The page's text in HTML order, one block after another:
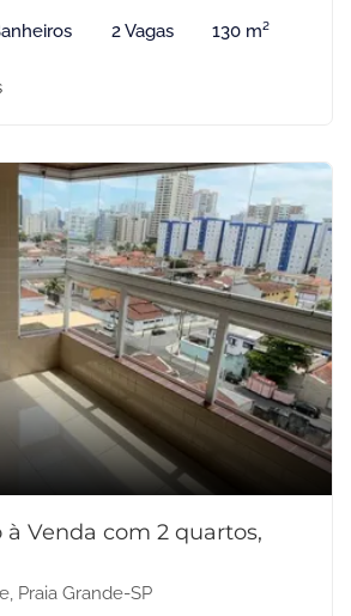
2 Vagas 130 m²
Venda com 2 quartos,
Praia Grande-SP